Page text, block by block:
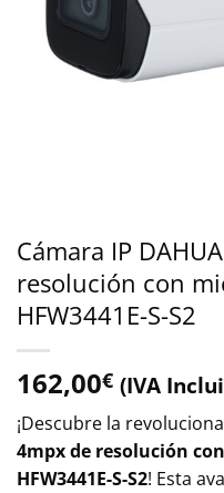
Cámara IP
resolución con
HFW3441E-S-S2
162,00€ (IVA
¡Descubre la
4mpx de resolución
HFW3441E-S-S2! Esta